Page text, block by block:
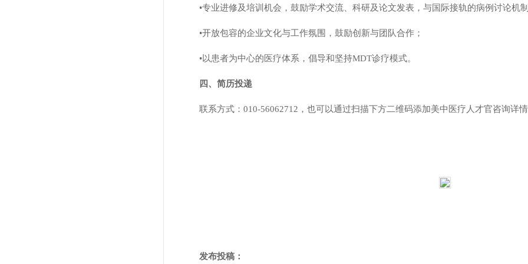
•专业进修及培训机会，鼓励学术交流、科研及论文发表，与国际接轨的病例讨论机
•开放包容的企业文化与工作氛围，鼓励创新与团队合作；
•以患者为中心的医疗体系，倡导和坚持MDT诊疗模式。
四、简历投递
联系方式：010-56062712，也可以通过扫描下方二维码添加美中医疗人才官咨询详情
发布投稿：